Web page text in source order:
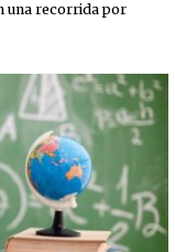
una recorrida por